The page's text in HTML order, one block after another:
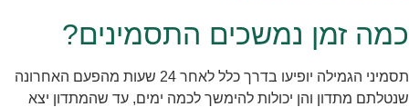
כמה זמן נמשכים התסמינים?
תסמיני הגמילה יופיעו בדרך כלל לאחר 24 שעות מהפעם האחרונה
שנטלתם מתדון והן יכולות להימשך לכמה ימים, עד שהמתדון יצא